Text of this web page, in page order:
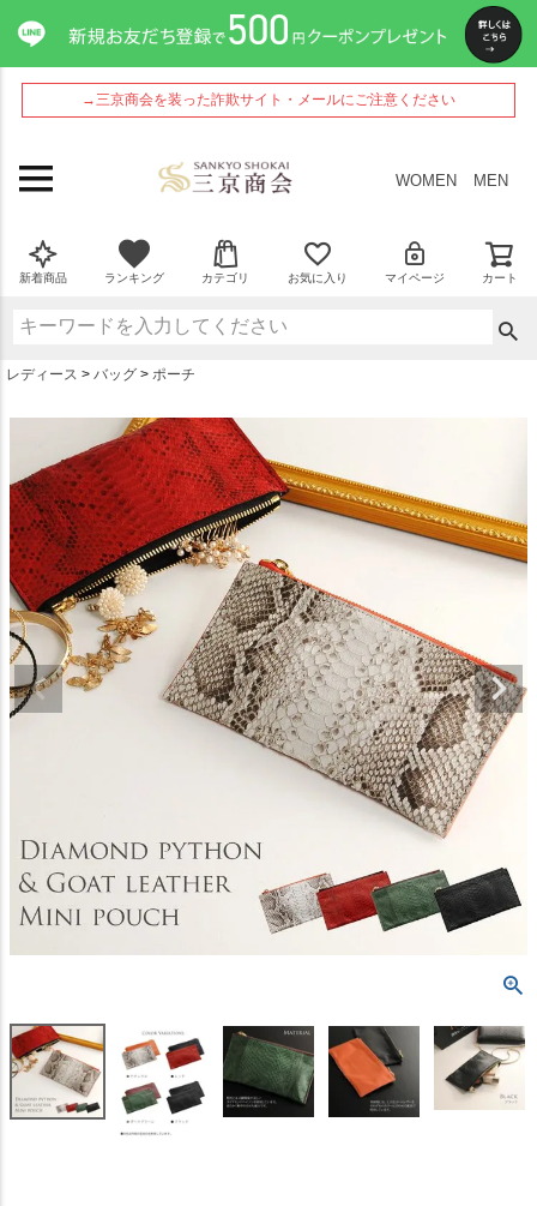
→三京商会を装った詐欺サイト・メールにご注意ください
WOMEN MEN
新着商品 ランキング カテゴリ お気に入り マイページ カート
レディース バッグ ポーチ
ペー
ジト
ップ
へ